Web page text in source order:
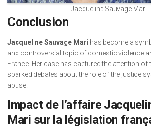
Jacqueline Sauvage Mari
Conclusion
Jacqueline Sauvage Mari has become a
and controversial topic of domestic violence
France. Her case has captured the attention of
sparked debates about the role of the justice
abuse.
Impact de l’affaire
Mari sur la législation